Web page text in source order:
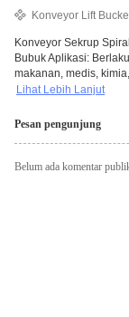
Konveyor Lift
Konveyor Sekrup
Bubuk Aplikasi:
makanan, medis,
Lihat Lebih Lanjut
Pesan pengunjung
Belum ada komentar